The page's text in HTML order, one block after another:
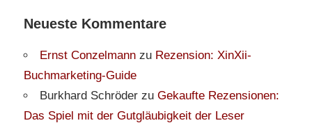
Neueste Kommentare
Ernst Conzelmann zu Rezension: XinXii-
Buchmarketing-Guide
Burkhard Schröder zu Gekaufte Rezensionen:
Das Spiel mit der Gutgläubigkeit der Leser